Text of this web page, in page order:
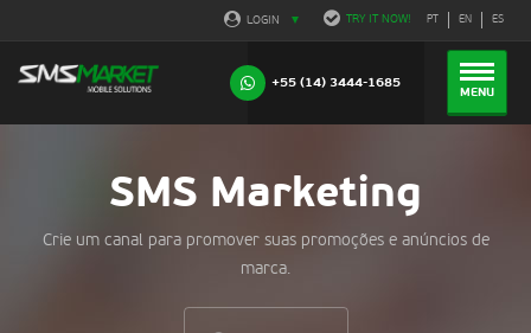
LOGIN TRY IT NOW! PT EN ES
+55 (14) 3444-1685
MENU
SMS Marketing
Crie um canal para promover suas promoções e anúncios de
marca.